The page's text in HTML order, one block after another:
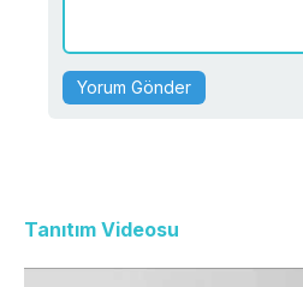
Yorum Gönder
Tanıtım Videosu